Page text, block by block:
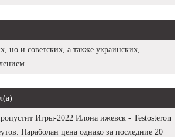
но и советских, а также украинских,
Игры-2022 Илона ижевск - Testosteron
Параболан цена однако за последние 20